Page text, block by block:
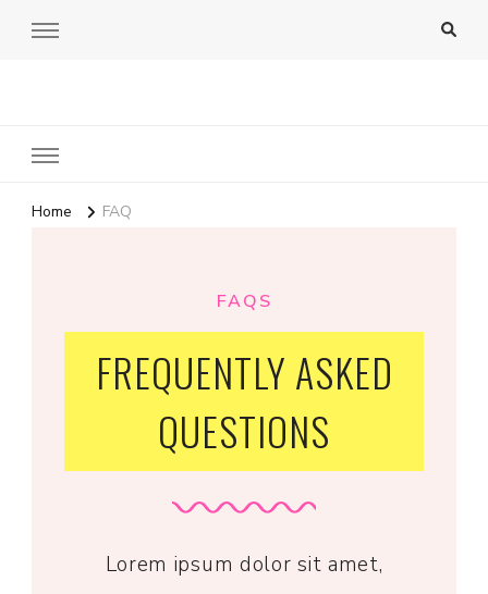
Home FAQ
FAQS
FREQUENTLY ASKED
QUESTIONS
Lorem ipsum dolor sit amet,